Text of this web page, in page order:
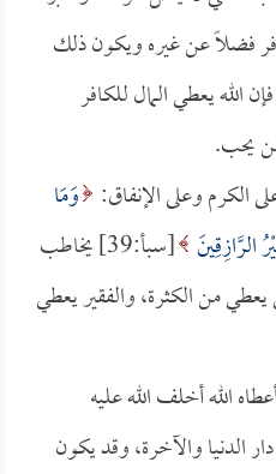
فضلاً عن غيره ويكون ذلك
الله يعطي المال للكافر
يحب.
الكرم وعلى الإنفاق: وَمَا
[سبأ:39] يخاطب
يعطي من الكثرة، والفقير يعطي
الله أخلف الله عليه
الدنيا والآخرة، وقد يكون